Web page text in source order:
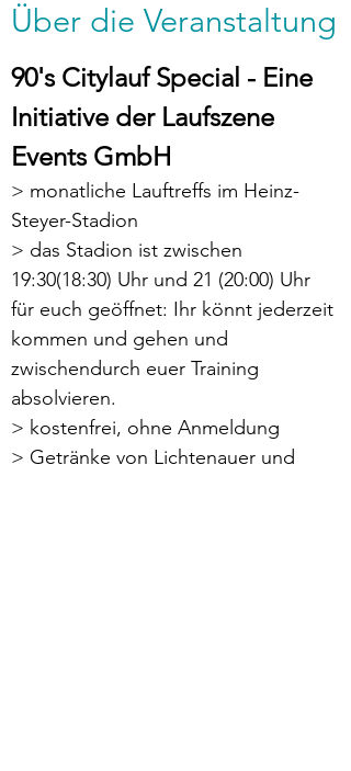
Über die Veranstaltung
90's Citylauf Special - Eine
Initiative der Laufszene
Events GmbH
> monatliche Lauftreffs im Heinz-
Steyer-Stadion
> das Stadion ist zwischen
19:30(18:30) Uhr und 21 (20:00) Uhr
für euch geöffnet: Ihr könnt jederzeit
kommen und gehen und
zwischendurch euer Training
absolvieren.
> kostenfrei, ohne Anmeldung
> Getränke von Lichtenauer und